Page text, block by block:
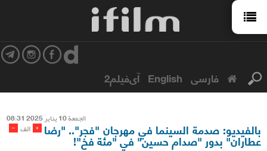
فارسی English آی‌فیلم2
الجمعة 10 ینایر 2025 08:31
- الف + بالفيديو: صدمة السينما في مهرجان "فجر".. "رضا
عطاران" بدور "صدام حسين" في "مئة فخ"!